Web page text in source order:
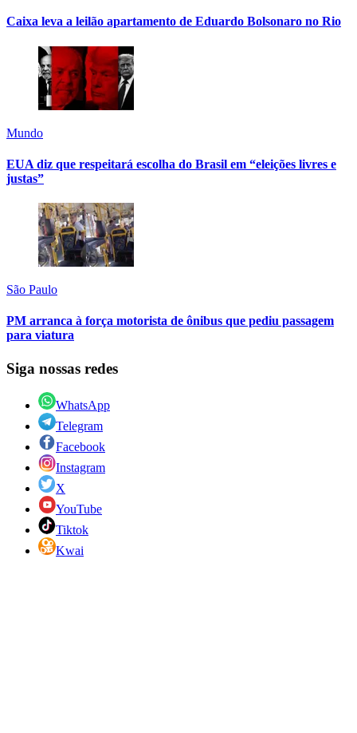
Caixa leva a leilão apartamento de Eduardo Bolsonaro no Rio
Mundo
EUA diz que respeitará escolha do Brasil em “eleições livres e
justas”
São Paulo
PM arranca à força motorista de ônibus que pediu passagem
para viatura
Siga nossas redes
WhatsApp
Telegram
Facebook
Instagram
X
YouTube
Tiktok
Kwai